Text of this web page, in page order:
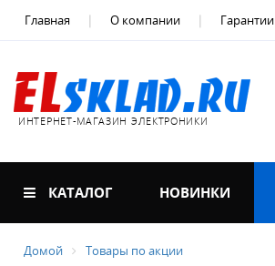
Главная О компании Гарантии
ИНТЕРНЕТ-МАГАЗИН ЭЛЕКТРОНИКИ
КАТАЛОГ НОВИНКИ
Домой Товары по акции